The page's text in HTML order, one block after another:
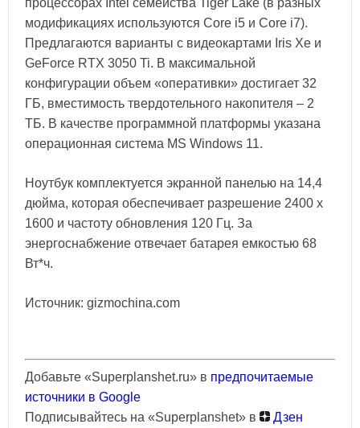
процессорах Intel семейства Tiger Lake (в разных
модификациях используются Core i5 и Core i7).
Предлагаются варианты с видеокартами Iris Xe и
GeForce RTX 3050 Ti. В максимальной
конфигурации объем «оперативки» достигает 32
ГБ, вместимость твердотельного накопителя – 2
ТБ. В качестве программной платформы указана
операционная система MS Windows 11.
Ноутбук комплектуется экранной панелью на 14,4
дюйма, которая обеспечивает разрешение 2400 x
1600 и частоту обновления 120 Гц. За
энергоснабжение отвечает батарея емкостью 68
Вт*ч.
Источник: gizmochina.com
Добавьте «Superplanshet.ru» в предпочитаемые
источники в Google
Подписывайтесь на «Superplanshet» в
Дзен